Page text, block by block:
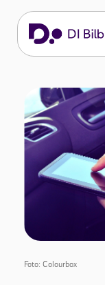
Foto: Colourbox